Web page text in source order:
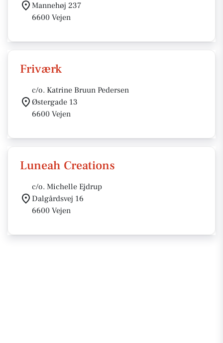
Mannehøj 237
6600 Vejen
Friværk
c/o. Katrine Bruun Pedersen
Østergade 13
6600 Vejen
Luneah Creations
c/o. Michelle Ejdrup
Dalgårdsvej 16
6600 Vejen